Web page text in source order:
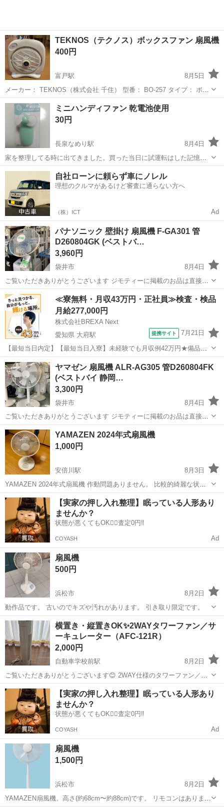
TEKNOS（テクノス）ボックスファン 扇風機
400円
富戸駅
8月5日
メーカー： TEKNOS（株式会社 千住） 型番： BO-257 タイプ： ボッ
クスファン（床置き型扇風機） 仕様： AC 100V (50Hz/60Hz) / 消費電
力 41W/43W 状態： 風量調節などの動作...
静岡 伊東市 季節、空調家電
ミニハンディファン 乾電池使用
30円
長泉なめり駅
8月4日
家を整理してる時に出てきました。買った当日に試運転はした記憶が
有り、正常に動きました👌 これからの季節にどうですか？ いつ、どこ
で買ったのか覚えてません。←そんな昔ではないですが・・・たぶん
１１０均❓️ 取引場所は三島駅北口...
静岡 三島市 長泉なめり駅 季節、空調家電
自社ローンに頼らず車にノレル
理想のクルマがあるけど審査に通らない方へ
（株）ICT Ad
パナソニック 壁掛け 扇風機 F-GA301 管
D260804GK (ベストバ…
3,960円
袋井市
8月4日
ご覧いただきありがとうございます ジモティーに掲載のお品は直接当
店にお越しいただける方のみに販売しております。 その際、軽トラッ
クの貸し出しや配達も行っておりますのでご利用ください。 店頭でも
販売しておりますので、売り...
静岡 袋井市 季節、空調家電 商品
≪寮無料・月収43万円・正社員≫検査・検品
月給277,000円
株式会社BREXA Next
愛知県 大府駅
提携サイト 7月21日
【最短当日内定】【最短当日入寮】未経験でも月収例42万円★備品付
き寮完備＆赴任旅費会社負担◎昇給・業績賞与あり！組立や塗装など
自動車製造の各種作業！《愛知県大府市》 人気の工場のお仕事 ◇自動
車製造に携わる各種作業◇ 【...
愛知 大府市 大府駅 その他
ヤマゼン 扇風機 ALR-AG305 管D260804FK
(ベストバイ 静岡…
3,300円
袋井市
8月4日
ご覧いただきありがとうございます ジモティーに掲載のお品は直接当
店にお越しいただける方のみに販売しております。 その際、軽トラッ
クの貸し出しや配達も行っておりますのでご利用ください。 店頭でも
販売しておりますので、売り...
静岡 袋井市
YAMAZEN 2024年式扇風機
1,000円
安倍川駅
8月3日
YAMAZEN 2024年式扇風機 作動問題ありません。 比較的綺麗な状態
です。 （清掃済） 引き取りに来ていただける方、よろしくお願いしま
静岡 藤枝市 安倍川駅 季節、空調家電
【実家の押し入れ整理】眠っている人形あり
ませんか？
状態が悪くてもOK🙆‍♀️査定0円‼️
COYASH Ad
扇風機
500円
浜松市
8月2日
動作品です。 古いのでキズや汚れがあります。 引き取り限定です。
静岡 浜松市 季節、空調家電
横置き・縦置きOK✨2WAYタワーファン／サ
ーキュレーター（AFC‑121R）
2,000円
自動車学校前駅
8月2日
ご覧いただきありがとうございます😊 2WAY仕様のタワーファン／サ
ーキュレーター（AFC‑121R） をお譲りします。 🔸 横置き・縦置きの
両方で使える便利なタイプ 🔸 お部屋のシーンに合わせて使い分けでき
ます✨ 🔸 風量...
静岡 浜松市 自動車学校前駅 季節、空調家電
【実家の押し入れ整理】眠っている人形あり
ませんか？
状態が悪くてもOK🙆‍♀️査定0円‼️
COYASH Ad
扇風機
1,500円
浜松市
8月2日
YAMAZEN扇風機。高さ(約68cm〜約88cm)です。 リモコンはありませ